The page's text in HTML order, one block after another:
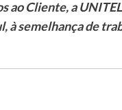
Cliente, a
à semelhança de